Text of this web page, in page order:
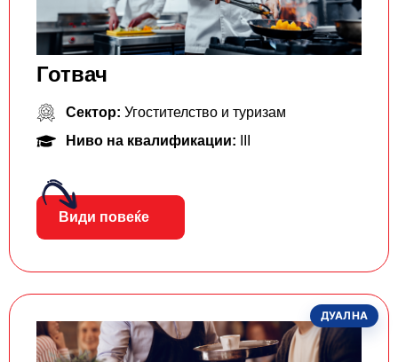
Готвач
Сектор: Угостителство и туризам
Ниво на квалификации:
Види повеќе
ДУАЛНА